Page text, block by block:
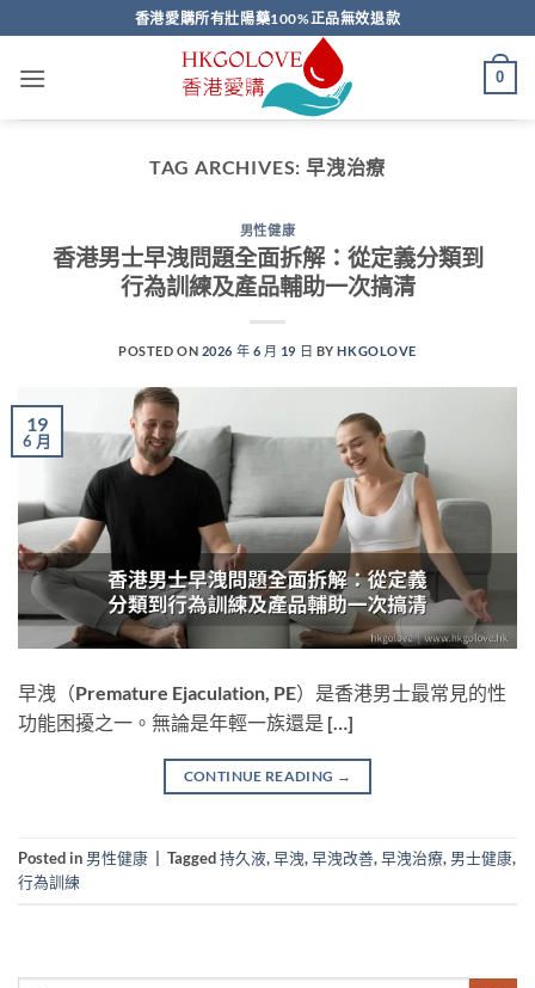
to
content
香港愛購所有壯陽藥100%正品無效退款
0
TAG ARCHIVES: 早洩治療
男性健康
香港男士早洩問題全面拆解：從定義分類到
行為訓練及產品輔助一次搞清
POSTED ON 2026 年 6 月 19 日 BYHKGOLOVE
19
6 月
早洩（Premature Ejaculation, PE）是香港男士最常見的性
功能困擾之一。無論是年輕一族還是 […]
CONTINUE READING →
Posted in 男性健康 Tagged持久液,早洩,早洩改善,早洩治療, 男士健康,
行為訓練